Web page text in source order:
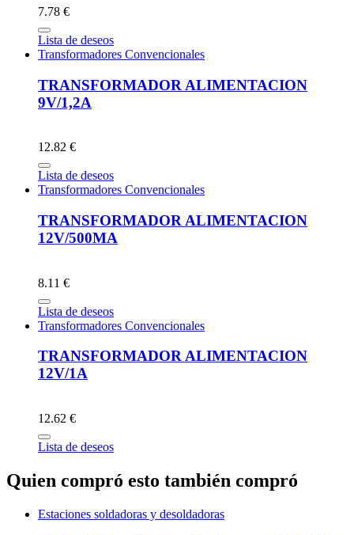
7.78 €
Lista de deseos
Transformadores Convencionales
TRANSFORMADOR ALIMENTACION
9V/1,2A
12.82 €
Lista de deseos
Transformadores Convencionales
TRANSFORMADOR ALIMENTACION
12V/500MA
8.11 €
Lista de deseos
Transformadores Convencionales
TRANSFORMADOR ALIMENTACION
12V/1A
12.62 €
Lista de deseos
Quien compró esto también compró
Estaciones soldadoras y desoldadoras